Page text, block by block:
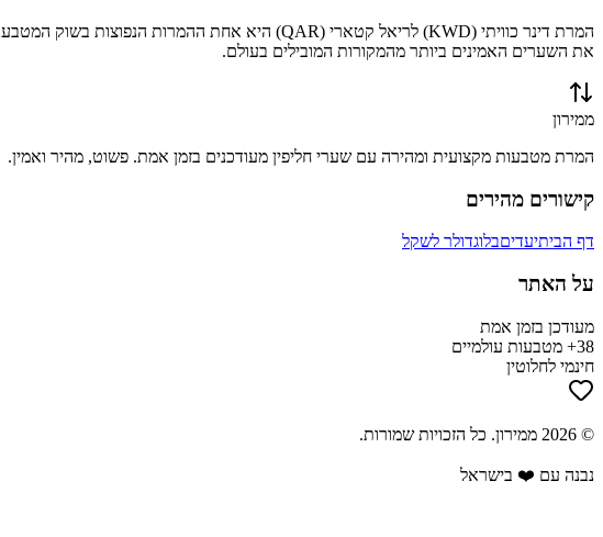
המרת דינר כוויתי (
KWD) לריאל קטארי (
QAR) היא אחת ההמרות הנפוצות בשוק
את השערים האמינים ביותר מהמקורות המובילים בעולם.
ממירון
המרת מטבעות מקצועית ומהירה עם שערי חליפין מעודכנים בזמן אמת. פשוט, מהיר ואמין.
קישורים מהירים
דף הביתיעדיםבלוגדולר לשקל
על האתר
מעודכן בזמן אמת
38+ מטבעות עולמיים
חינמי לחלוטין
©
2026 ממירון. כל הזכויות שמורות.
נבנה עם ❤️ בישראל